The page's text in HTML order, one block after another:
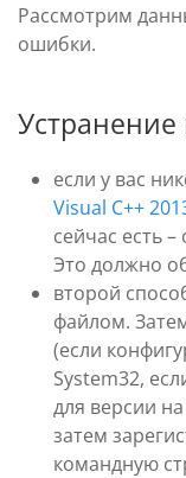
Рассмотрим
ошибки.
Устранение
если у вас
Visual C++
сейчас есть
Это должно
второй
файлом.
(если
System32,
для версии на
затем
командную